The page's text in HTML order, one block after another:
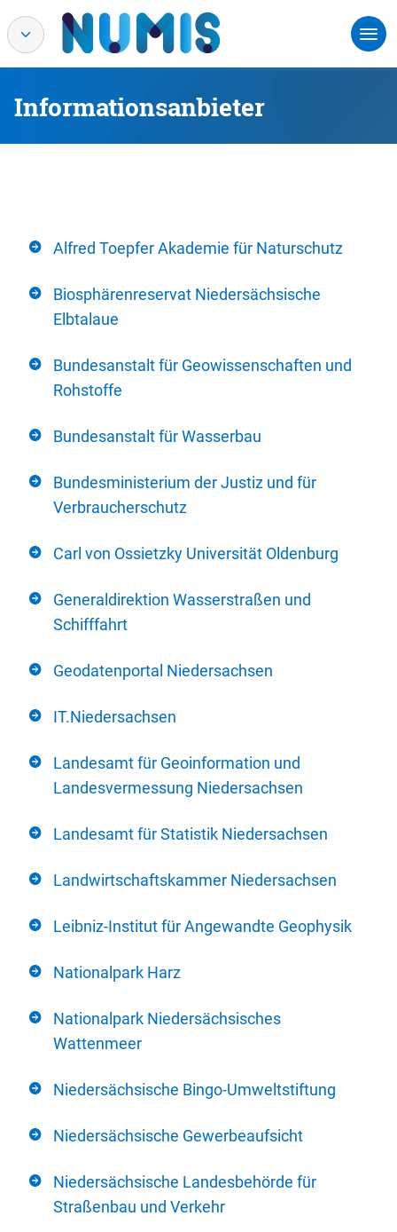
Informationsanbieter
Alfred Toepfer Akademie für Naturschutz
Biosphärenreservat Niedersächsische
Elbtalaue
Bundesanstalt für Geowissenschaften und
Rohstoffe
Bundesanstalt für Wasserbau
Bundesministerium der Justiz und für
Verbraucherschutz
Carl von Ossietzky Universität Oldenburg
Generaldirektion Wasserstraßen und
Schifffahrt
Geodatenportal Niedersachsen
IT.Niedersachsen
Landesamt für Geoinformation und
Landesvermessung Niedersachsen
Landesamt für Statistik Niedersachsen
Landwirtschaftskammer Niedersachsen
Leibniz-Institut für Angewandte Geophysik
Nationalpark Harz
Nationalpark Niedersächsisches
Wattenmeer
Niedersächsische Bingo-Umweltstiftung
Niedersächsische Gewerbeaufsicht
Niedersächsische Landesbehörde für
Straßenbau und Verkehr